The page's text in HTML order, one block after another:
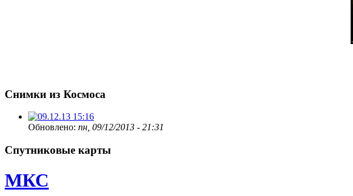
Снимки из Космоса
Обновлено: пн, 09/12/2013 - 21:31
Спутниковые карты
МКС